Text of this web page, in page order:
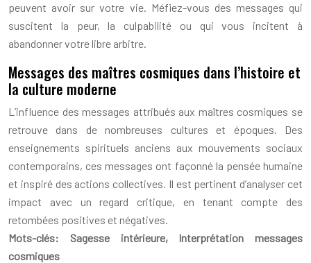
peuvent avoir sur votre vie. Méfiez-vous des messages qui
suscitent la peur, la culpabilité ou qui vous incitent à
abandonner votre libre arbitre.
Messages des maîtres cosmiques dans l’histoire et
la culture moderne
L’influence des messages attribués aux maîtres cosmiques se
retrouve dans de nombreuses cultures et époques. Des
enseignements spirituels anciens aux mouvements sociaux
contemporains, ces messages ont façonné la pensée humaine
et inspiré des actions collectives. Il est pertinent d’analyser cet
impact avec un regard critique, en tenant compte des
retombées positives et négatives.
Mots-clés: Sagesse intérieure, Interprétation messages
cosmiques